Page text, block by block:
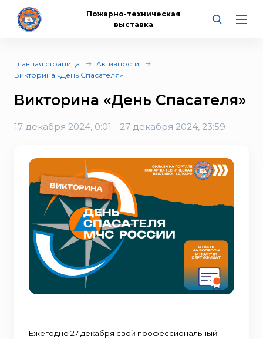
Пожарно-техническая
выставка
Главная страница
Активности
Викторина «День Спасателя»
Викторина «День Спасателя»
17 декабря 2024, 0:01 - 27 декабря 2024, 23:59
Ежегодно 27 декабря свой профессиональный